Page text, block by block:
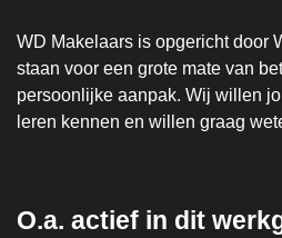
WD Makelaars is opgericht door
staan voor een grote mate van
persoonlijke aanpak. Wij willen
leren kennen en willen graag
O.a. actief in dit